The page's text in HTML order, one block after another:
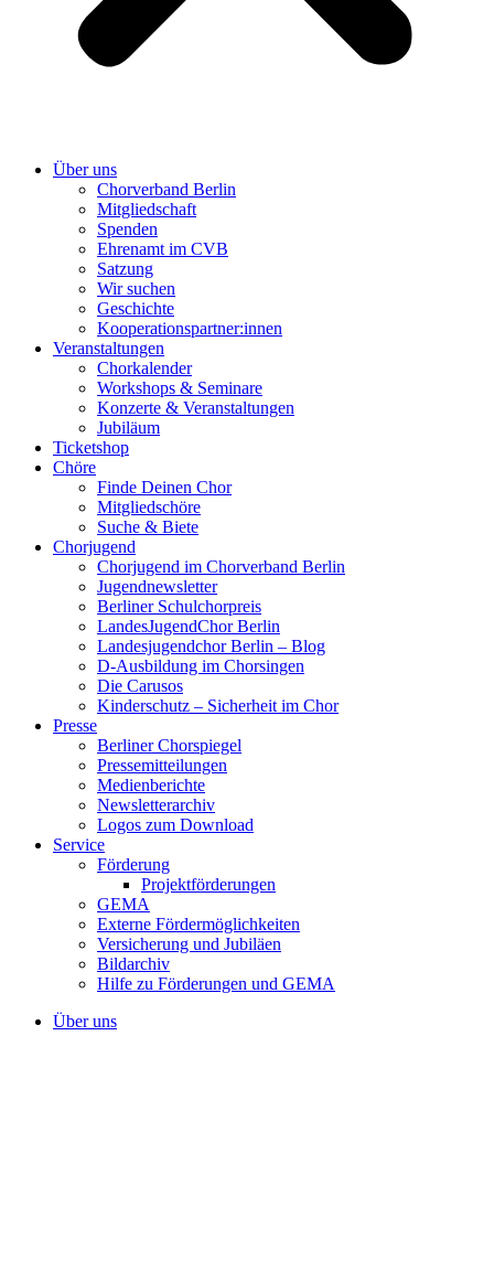
Über uns
Chorverband Berlin
Mitgliedschaft
Spenden
Ehrenamt im CVB
Satzung
Wir suchen
Geschichte
Kooperationspartner:innen
Veranstaltungen
Chorkalender
Workshops & Seminare
Konzerte & Veranstaltungen
Jubiläum
Ticketshop
Chöre
Finde Deinen Chor
Mitgliedschöre
Suche & Biete
Chorjugend
Chorjugend im Chorverband Berlin
Jugendnewsletter
Berliner Schulchorpreis
LandesJugendChor Berlin
Landesjugendchor Berlin – Blog
D-Ausbildung im Chorsingen
Die Carusos
Kinderschutz – Sicherheit im Chor
Presse
Berliner Chorspiegel
Pressemitteilungen
Medienberichte
Newsletterarchiv
Logos zum Download
Service
Förderung
Projektförderungen
GEMA
Externe Fördermöglichkeiten
Versicherung und Jubiläen
Bildarchiv
Hilfe zu Förderungen und GEMA
Über uns